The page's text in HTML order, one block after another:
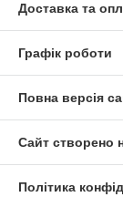
Доставка та
Графік роботи
Повна версія
Сайт створено
Політика